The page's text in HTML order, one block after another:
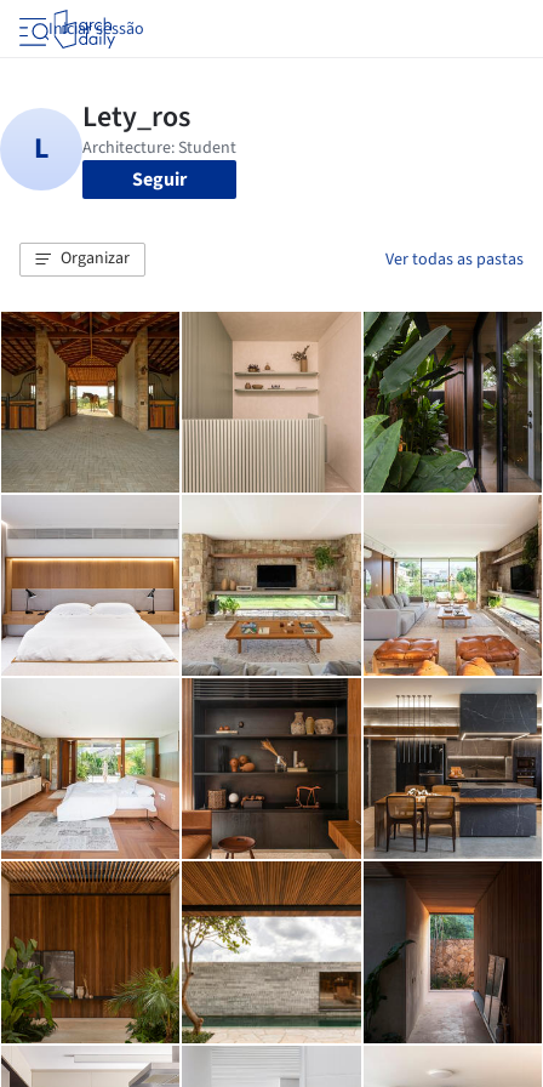
Iniciar sessão
Seguir
Organizar Ver todas as pastas